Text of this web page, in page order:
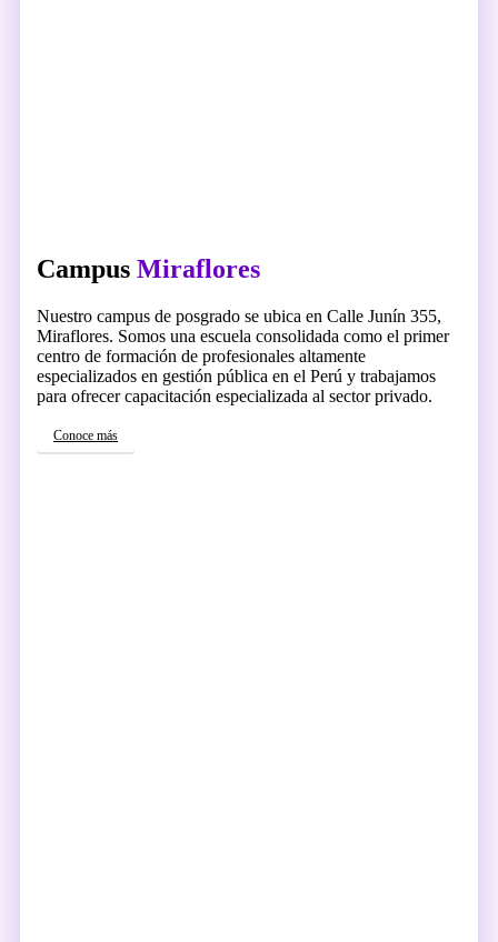
Campus Miraflores
Nuestro campus de posgrado se ubica en Calle Junín 355,
Miraflores. Somos una escuela consolidada como el primer
centro de formación de profesionales altamente
especializados en gestión pública en el Perú y trabajamos
para ofrecer capacitación especializada al sector privado.
Conoce más